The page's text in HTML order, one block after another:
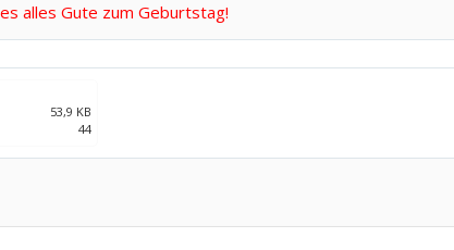
alles Gute zum Geburtstag!
53,9 KB
44